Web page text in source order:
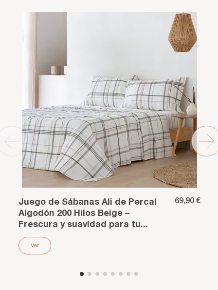
Juego de Sábanas Ali de Percal
Algodón 200 Hilos Beige –
Frescura y suavidad para tu...
69,90 €
Ver